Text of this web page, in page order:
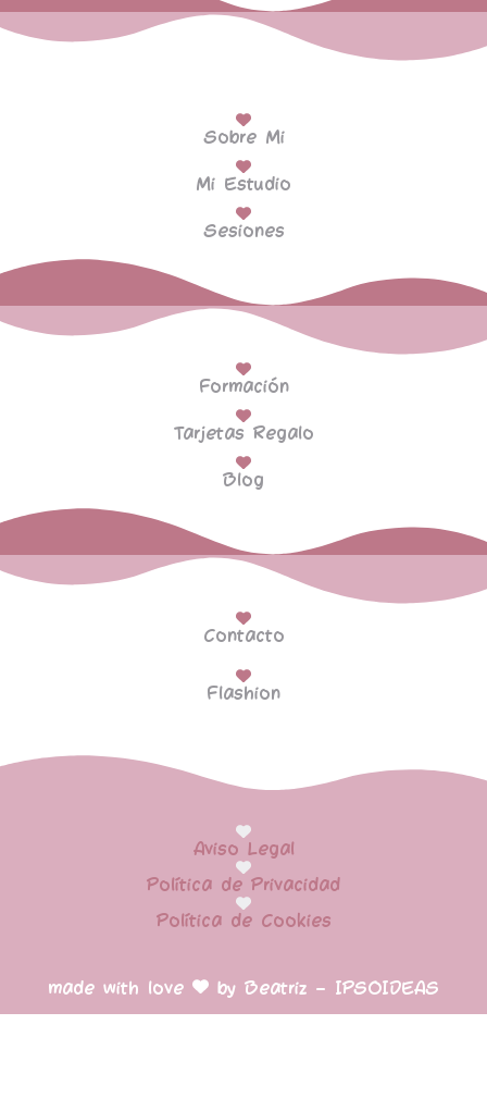
Sobre Mi
Mi Estudio
Sesiones
Formación
Tarjetas Regalo
Blog
Contacto
Flashion
made with love by Beatriz – IPSOIDEAS
Aviso Legal
Política de Privacidad
Política de Cookies